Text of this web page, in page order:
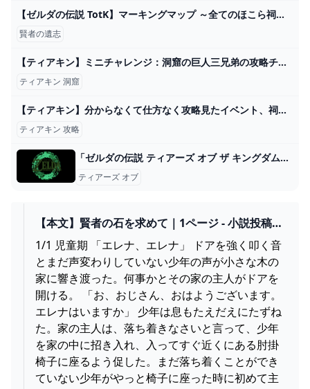
【ゼルダの伝説 TotK】マーキングマップ ～全てのほこら祠・井戸・洞窟・深穴・鳥望台・桜・竜の泪・破魔の根・設計図・賢者の遺志～ の場所 【ティアキン】 - YouTube
賢者の遺志
【ティアキン】ミニチャレンジ：洞窟の巨人三兄弟の攻略チャート【ゼルダの伝説ティアーズオブザキングダム】 - ゲームライン
ティアキン 洞窟
【ティアキン】分からなくて仕方なく攻略見たイベント、祠はどこ？【ティアーズオブザキングダム】 ゼルダの伝説ティアーズオブザキングダム(ティアキン)攻略まとめ-コログ速報
ティアキン 攻略
「ゼルダの伝説 ティアーズ オブ ザ キングダム」オリジナルサウンドトラック【通常盤】: 商品カテゴリー CD/DVD/Blu-ray/レコード/グッズの通販サイト【コロムビアミュージックショップ】
ティアーズ オブ
【本文】賢者の石を求めて｜1ページ - 小説投稿エ
ブリスタ
1/1 児童期 「エレナ、エレナ」 ドアを強く叩く音
とまだ声変わりしていない少年の声が小さな木の
家に響き渡った。何事かとその家の主人がドアを
開ける。 「お、おじさん、おはようございます。
エレナはいますか」 少年は息もたえだえにたずね
た。家の主人は、落ち着きなさいと言って、少年
を家の中に招き入れ、入ってすぐ近くにある肘掛
椅子に座るよう促した。まだ落ち着くことができ
ていない少年がやっと椅子に座った時に初めて主